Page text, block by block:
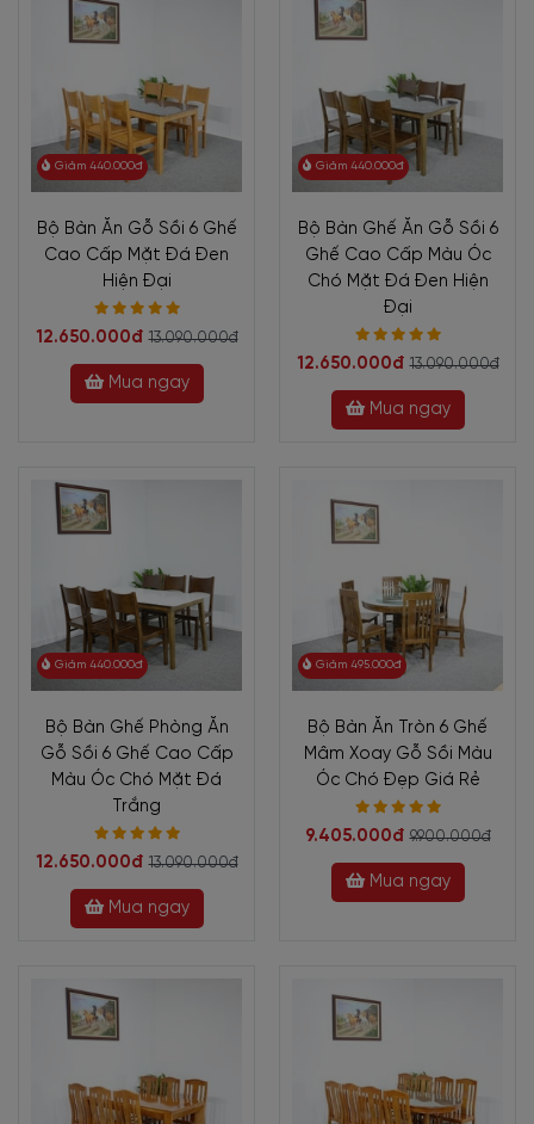
Giảm 440.000đ
Bộ Bàn Ăn Gỗ Sồi 6 Ghế
Cao Cấp Mặt Đá Đen
Hiện Đại
12.650.000đ 13.090.000đ
Mua ngay
Giảm 440.000đ
Bộ Bàn Ghế Ăn Gỗ Sồi 6
Ghế Cao Cấp Màu Óc
Chó Mặt Đá Đen Hiện
Đại
12.650.000đ 13.090.000đ
Mua ngay
Giảm 440.000đ
Bộ Bàn Ghế Phòng Ăn
Gỗ Sồi 6 Ghế Cao Cấp
Màu Óc Chó Mặt Đá
Trắng
12.650.000đ 13.090.000đ
Mua ngay
Giảm 495.000đ
Bộ Bàn Ăn Tròn 6 Ghế
Mâm Xoay Gỗ Sồi Màu
Óc Chó Đẹp Giá Rẻ
9.405.000đ 9.900.000đ
Mua ngay